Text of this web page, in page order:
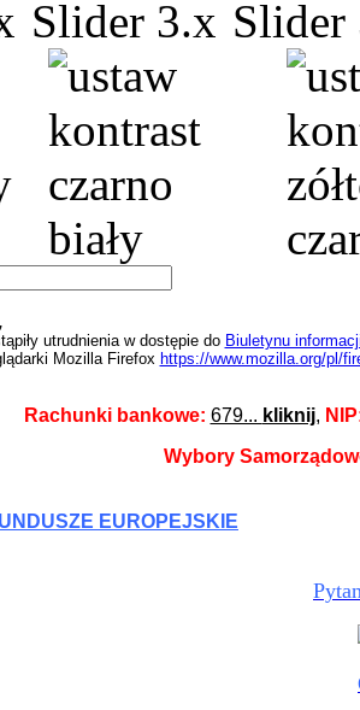
utrudnienia w dostępie do Biuletynu
Mozilla Firefox https://www.mozilla.org/pl/
Rachunki bankowe: 679... kliknij,
Wybory
EUROPEJSKIE